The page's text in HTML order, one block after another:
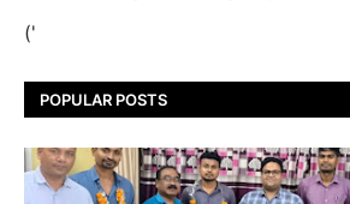
('
POPULAR POSTS